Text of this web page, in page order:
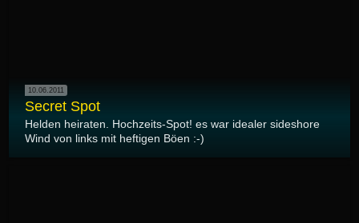
10.06.2011
Secret Spot
Helden heiraten. Hochzeits-Spot! es war idealer sideshore
Wind von links mit heftigen Böen :-)